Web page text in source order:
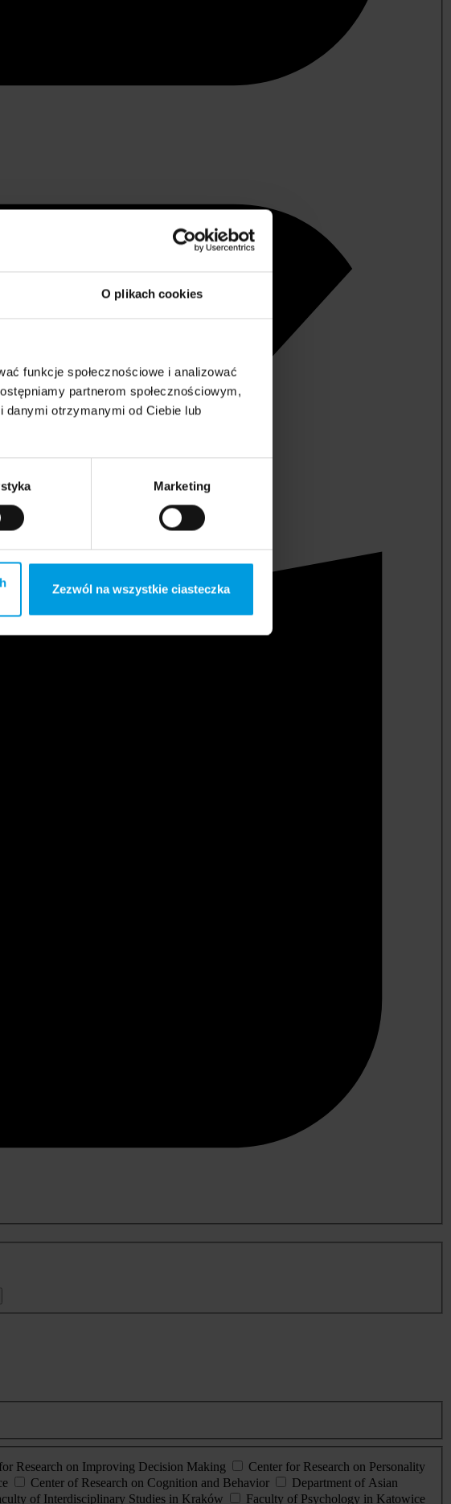
O plikach cookies
funkcje społecznościowe i analizować
partnerom społecznościowym,
danymi otrzymanymi od Ciebie lub
Marketing
Zezwól na wszystkie ciasteczka
Research on Improving Decision Making
Center for Research on Personality
Center of Research on Cognition and Behavior
Department of Asian
of Interdisciplinary Studies in Kraków Faculty of Psychology in Katowice